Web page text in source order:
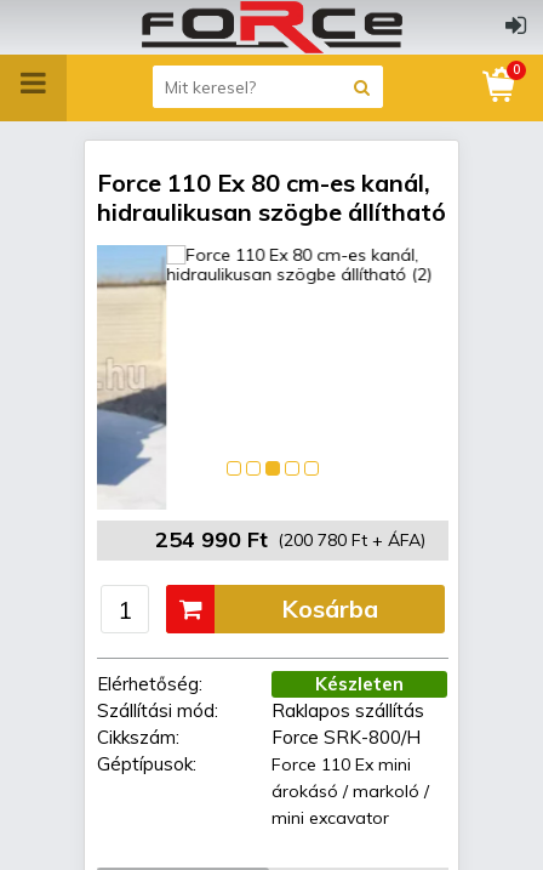
0
Force 110 Ex 80 cm-es kanál,
hidraulikusan szögbe állítható
254 990 Ft (200 780 Ft + ÁFA)
Elérhetőség:
Készleten
Szállítási mód:
Raklapos szállítás
Cikkszám:
Force SRK-800/H
Géptípusok:
Force 110 Ex mini
árokásó / markoló /
mini excavator
Kosárba